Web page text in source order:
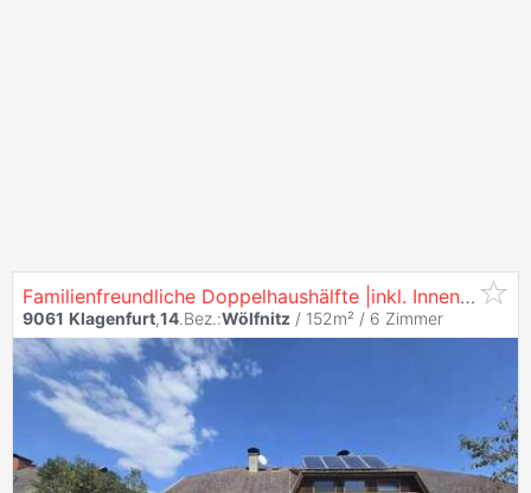
Familienfreundliche Doppelhaushälfte |inkl. Innenraumvisualisierung | Stadtnähe | 5 Zimmer |
9061 Klagenfurt,14.Bez.:Wölfnitz / 152m² / 6 Zimmer